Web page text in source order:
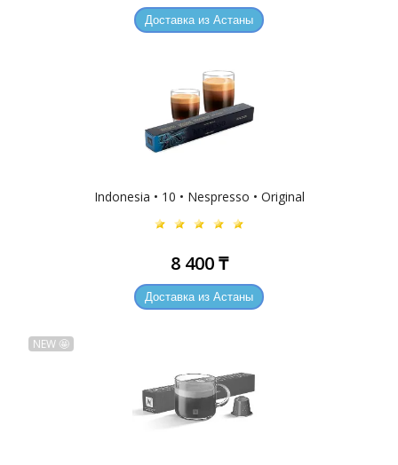
Доставка из Астаны
Indonesia • 10 • Nespresso • Original
8 400 ₸
Доставка из Астаны
NEW 🤩